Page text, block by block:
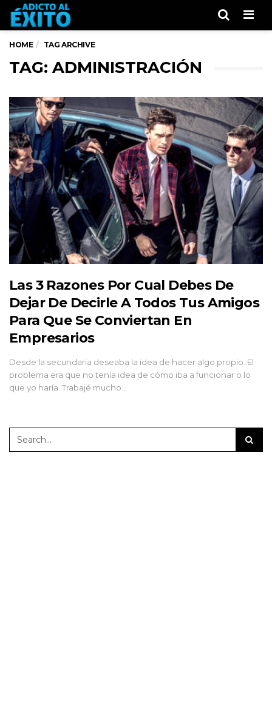
HOME TAG ARCHIVE
TAG: ADMINISTRACIÓN
Las 3 Razones Por Cual Debes De
Dejar De Decirle A Todos Tus Amigos
Para Que Se Conviertan En
Empresarios
Desde la secundaria deseaba la idea de hacer algo propio. El
problema era que no tenía idea de cómo iba a funcionar o lo
que yo haría. Trabajé mucho…